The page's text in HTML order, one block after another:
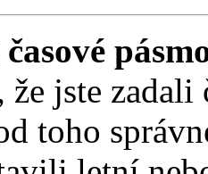
jste zadali
toho